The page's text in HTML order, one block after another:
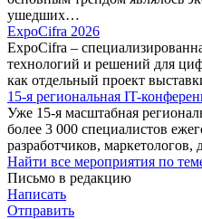
ушедших…
ExpoCifra 2026
ExpoCifra –
технологий и решений для
как отдельный проект
15-я региональная IT-
Уже 15-я масштабная
более 3 000 специалистов
разработчиков,
Найти все мероприятия по
Письмо в редакцию
Написать
Отправить